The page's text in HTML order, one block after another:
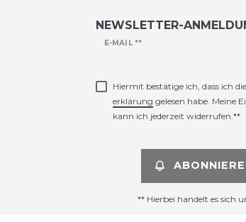
NEWSLETTER-
E-MAIL **
Newsletter
Hiermit bestätige ich, dass ich die
erklärung gelesen habe. Meine
kann ich jederzeit widerrufen.**
** Hierbei handelt es sich